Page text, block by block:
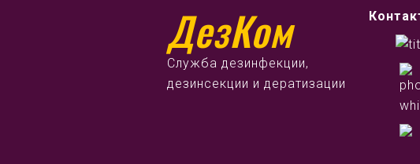
ДезКом
Служба дезинфекции,
дезинсекции и дератизации